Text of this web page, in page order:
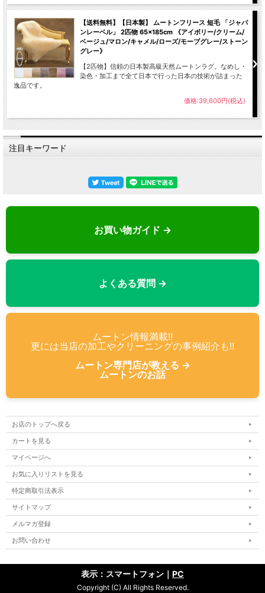
【送料無料】【日本製】 ムートンフリース 短毛 「ジャパ
ンレーベル」 2匹物 65×185cm 《アイボリー/クリーム/
ベージュ/マロン/キャメル/ローズ/モーブグレー/ストーン
グレー》
【2匹物】信頼の日本製高級天然ムートンラグ。なめし・
染色・加工まで全て日本で行った日本の技術が詰まった
逸品です。
価格:39,600円(税込)
注目キーワード
お買い物ガイド →
よくある質問 →
ムートン情報満載!!
更には当店の加工やクリーニングの事例紹介も!!
ムートン専門店が教える →
ムートンのお話
お店のトップへ戻る
カートを見る
マイページへ
お気に入りリストを見る
特定商取引法表示
サイトマップ
メルマガ登録
お問い合わせ
表示：スマートフォン｜ PC
Copyright (C) All Rights Reserved.